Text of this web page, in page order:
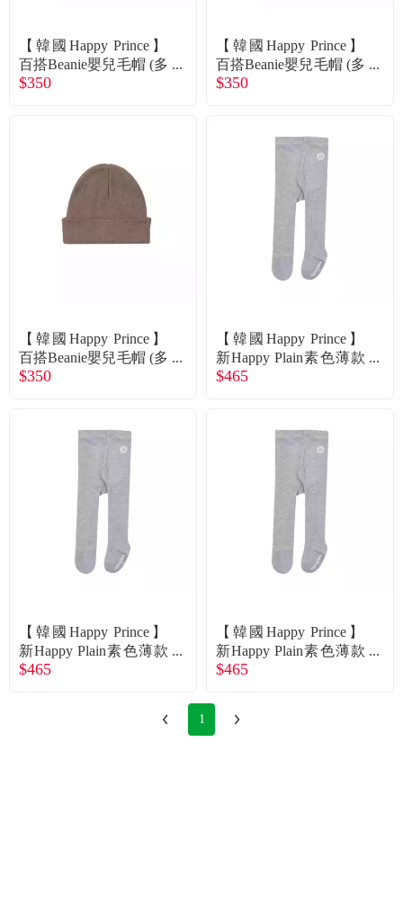
【韓國Happy Prince】
百搭Beanie嬰兒毛帽 (多
色可選) 黑色兒童 廠商
$350
【韓國Happy Prince】
百搭Beanie嬰兒毛帽 (多
色可選) 芥末黃兒童 廠
$350
【韓國Happy Prince】
百搭Beanie嬰兒毛帽 (多
色可選) 粉色兒童 廠商
$350
【韓國Happy Prince】
新Happy Plain素色薄款
嬰兒童褲襪 (2色 尺寸可
$465
【韓國Happy Prince】
新Happy Plain素色薄款
嬰兒童褲襪 (2色 尺寸可
$465
【韓國Happy Prince】
新Happy Plain素色薄款
嬰兒童褲襪 (2色 尺寸可
$465
1